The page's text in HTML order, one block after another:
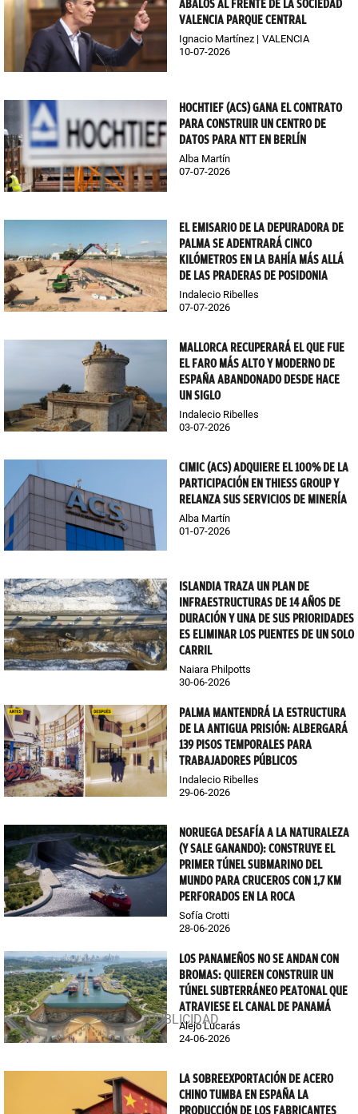
ÁBALOS AL FRENTE DE LA SOCIEDAD
VALENCIA PARQUE CENTRAL
Ignacio Martínez
VALENCIA
10-07-2026
HOCHTIEF (ACS) GANA EL CONTRATO
PARA CONSTRUIR UN CENTRO DE
DATOS PARA NTT EN BERLÍN
Alba Martín
07-07-2026
EL EMISARIO DE LA DEPURADORA DE
PALMA SE ADENTRARÁ CINCO
KILÓMETROS EN LA BAHÍA MÁS ALLÁ
DE LAS PRADERAS DE POSIDONIA
Indalecio Ribelles
07-07-2026
MALLORCA RECUPERARÁ EL QUE FUE
EL FARO MÁS ALTO Y MODERNO DE
ESPAÑA ABANDONADO DESDE HACE
UN SIGLO
Indalecio Ribelles
03-07-2026
CIMIC (ACS) ADQUIERE EL 100% DE LA
PARTICIPACIÓN EN THIESS GROUP Y
RELANZA SUS SERVICIOS DE MINERÍA
Alba Martín
01-07-2026
ISLANDIA TRAZA UN PLAN DE
INFRAESTRUCTURAS DE 14 AÑOS DE
DURACIÓN Y UNA DE SUS PRIORIDADES
ES ELIMINAR LOS PUENTES DE UN SOLO
CARRIL
Naiara Philpotts
30-06-2026
PALMA MANTENDRÁ LA ESTRUCTURA
DE LA ANTIGUA PRISIÓN: ALBERGARÁ
139 PISOS TEMPORALES PARA
TRABAJADORES PÚBLICOS
Indalecio Ribelles
29-06-2026
NORUEGA DESAFÍA A LA NATURALEZA
(Y SALE GANANDO): CONSTRUYE EL
PRIMER TÚNEL SUBMARINO DEL
MUNDO PARA CRUCEROS CON 1,7 KM
PERFORADOS EN LA ROCA
Sofía Crotti
28-06-2026
LOS PANAMEÑOS NO SE ANDAN CON
BROMAS: QUIEREN CONSTRUIR UN
TÚNEL SUBTERRÁNEO PEATONAL QUE
ATRAVIESE EL CANAL DE PANAMÁ
Alejo Lucarás
24-06-2026
LA SOBREEXPORTACIÓN DE ACERO
CHINO TUMBA EN ESPAÑA LA
PRODUCCIÓN DE LOS FABRICANTES